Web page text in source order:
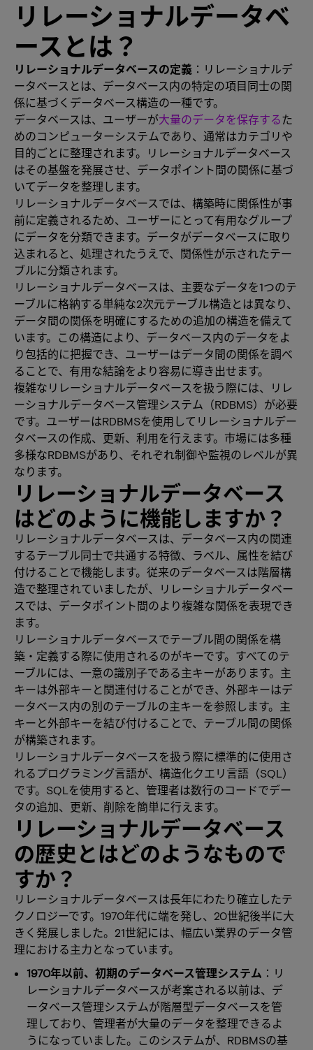
リレーショナルデータベ
ースとは？
リレーショナルデータベースの定義 ：リレーショナルデ
ータベースとは、データベース内の特定の項目同士の関
係に基づくデータベース構造の一種です。
データベースは、ユーザーが大量のデータを保存するた
めのコンピューターシステムであり、通常はカテゴリや
目的ごとに整理されます。リレーショナルデータベース
はその基盤を発展させ、データポイント間の関係に基づ
いてデータを整理します。
リレーショナルデータベースでは、構築時に関係性が事
前に定義されるため、ユーザーにとって有用なグループ
にデータを分類できます。データがデータベースに取り
込まれると、処理されたうえで、関係性が示されたテー
ブルに分類されます。
リレーショナルデータベースは、主要なデータを1つのテ
ーブルに格納する単純な2次元テーブル構造とは異なり、
データ間の関係を明確にするための追加の構造を備えて
います。この構造により、データベース内のデータをよ
り包括的に把握でき、ユーザーはデータ間の関係を調べ
ることで、有用な結論をより容易に導き出せます。
複雑なリレーショナルデータベースを扱う際には、リレ
ーショナルデータベース管理システム（RDBMS）が必要
です。ユーザーはRDBMSを使用してリレーショナルデー
タベースの作成、更新、利用を行えます。市場には多種
多様なRDBMSがあり、それぞれ制御や監視のレベルが異
なります。
リレーショナルデータベース
はどのように機能しますか？
リレーショナルデータベースは、データベース内の関連
するテーブル同士で共通する特徴、ラベル、属性を結び
付けることで機能します。従来のデータベースは階層構
造で整理されていましたが、リレーショナルデータベー
スでは、データポイント間のより複雑な関係を表現でき
ます。
リレーショナルデータベースでテーブル間の関係を構
築・定義する際に使用されるのがキーです。すべてのテ
ーブルには、一意の識別子である主キーがあります。主
キーは外部キーと関連付けることができ、外部キーはデ
ータベース内の別のテーブルの主キーを参照します。主
キーと外部キーを結び付けることで、テーブル間の関係
が構築されます。
リレーショナルデータベースを扱う際に標準的に使用さ
れるプログラミング言語が、構造化クエリ言語（SQL）
です。SQLを使用すると、管理者は数行のコードでデー
タの追加、更新、削除を簡単に行えます。
リレーショナルデータベース
の歴史とはどのようなもので
すか？
リレーショナルデータベースは長年にわたり確立したテ
クノロジーです。1970年代に端を発し、20世紀後半に大
きく発展しました。21世紀には、幅広い業界のデータ管
理における主力となっています。
1970年以前、初期のデータベース管理システム ：リ
レーショナルデータベースが考案される以前は、デ
ータベース管理システムが階層型データベースを管
理しており、管理者が大量のデータを整理できるよ
うになっていました。このシステムが、RDBMSの基